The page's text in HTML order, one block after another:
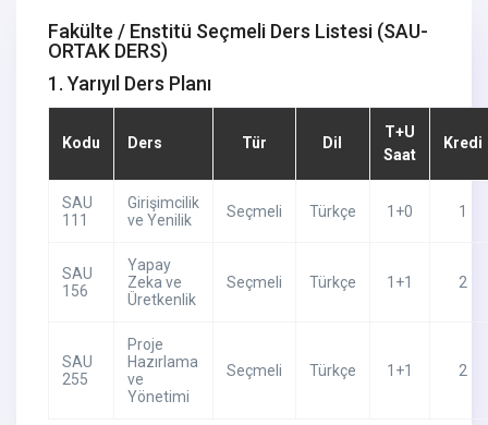
Fakülte / Enstitü Seçmeli Ders Listesi (SAU-
ORTAK DERS)
1. Yarıyıl Ders Planı
Kodu Ders Tür Dil
T+U
Saat
Kredi
SAU
111
Girişimcilik
ve Yenilik
Seçmeli Türkçe 1+0 1
SAU
156
Yapay
Zeka ve
Üretkenlik
Seçmeli Türkçe 1+1 2
SAU
255
Proje
Hazırlama
ve
Yönetimi
Seçmeli Türkçe 1+1 2